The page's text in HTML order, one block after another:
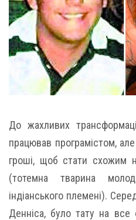
До жахливих
працював програмістом,
гроші, щоб стати схожим
(тотемна тварина
індіанського племені).
Денніса, було тату на все